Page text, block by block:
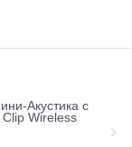
Акустика с
Wireless